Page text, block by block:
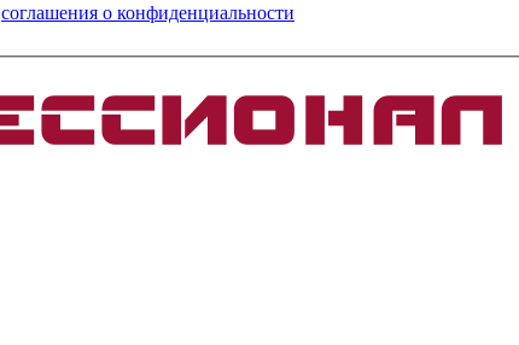
соглашения о конфиденциальности